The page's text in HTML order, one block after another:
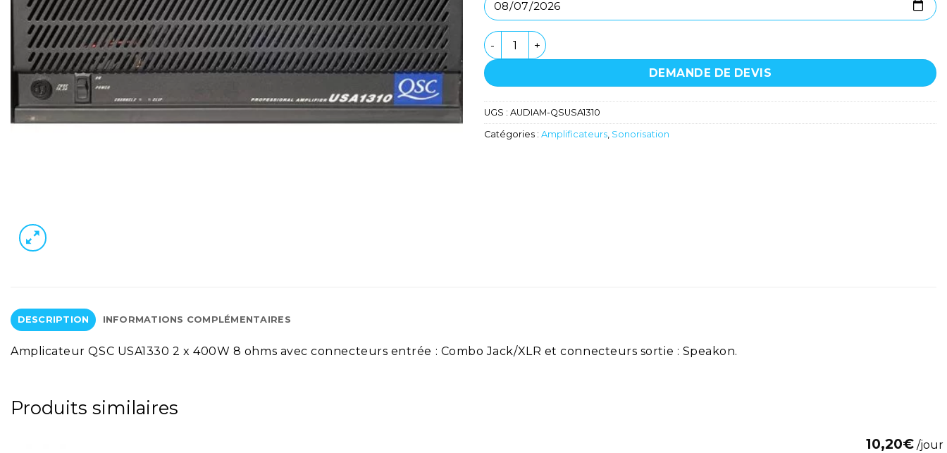
quantité de Amplificateur 2 x 400 watts 8 ohms - QSC - USA1310
DEMANDE DE DEVIS
UGS : AUDIAM-QSUSA1310
Catégories : Amplificateurs, Sonorisation
DESCRIPTION INFORMATIONS COMPLÉMENTAIRES
Amplicateur QSC USA1330 2 x 400W 8 ohms avec connecteurs entrée : Combo Jack/XLR et connecteurs sortie : Speakon.
Produits similaires
10,20€ /jour